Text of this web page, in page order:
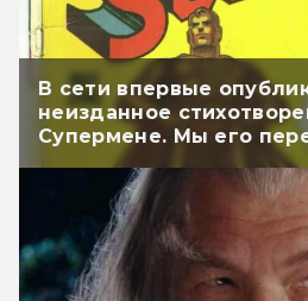
В сети впервые
неизданное
Супермене. Мы его